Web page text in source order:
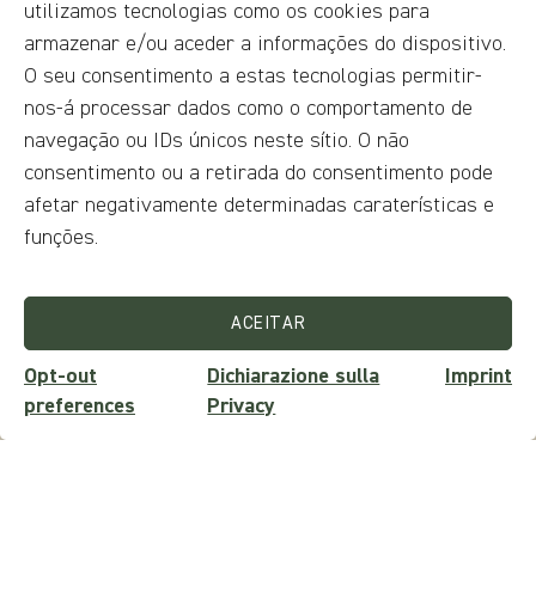
utilizamos tecnologias como os cookies para
armazenar e/ou aceder a informações do dispositivo.
O seu consentimento a estas tecnologias permitir-
nos-á processar dados como o comportamento de
navegação ou IDs únicos neste sítio. O não
consentimento ou a retirada do consentimento pode
afetar negativamente determinadas caraterísticas e
funções.
ACEITAR
Opt-out
preferences
Dichiarazione sulla
Privacy
Imprint
O médio
sandonatense,
coração e garra no
futebol italiano
Mauro Rufo, nascido em 12 de maio de 1953, é um
durante a sua carreira profissional. Iniciou a sua
carreira futebolística no Cassino da Série D, onde
demonstrou as suas capacidades técnicas e
tácticas, atraindo a atenção de clubes de categorias